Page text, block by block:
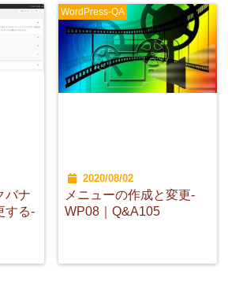
バナ
する-
WordPress-QA
2020/08/02
メニューの作成と変更-
WP08｜Q&A105